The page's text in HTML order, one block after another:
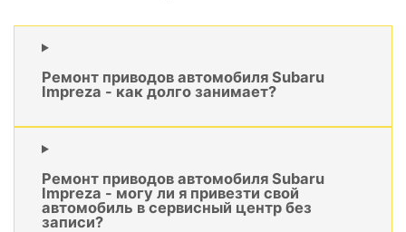
Ремонт приводов автомобиля Subaru
Impreza - как долго занимает?
Ремонт приводов автомобиля Subaru
Impreza - могу ли я привезти свой
автомобиль в сервисный центр без
записи?